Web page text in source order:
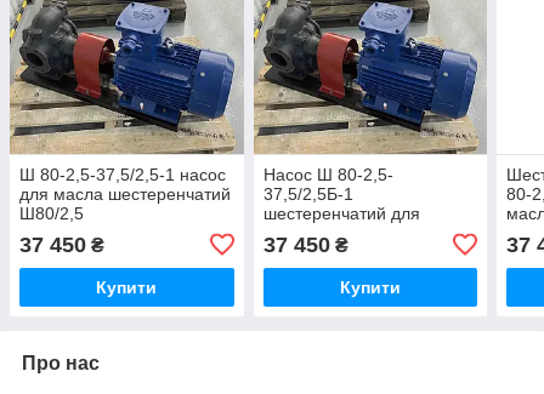
Ш 80-2,5-37,5/2,5-1 насос
для масла шестеренчатий
Ш80/2,5
37 450 ₴
Купити
Насос Ш 80-2,5-
37,5/2,5Б-1
шестеренчатий для
Ш80/2,5
37 450₴
Купити
80-
37
Про нас